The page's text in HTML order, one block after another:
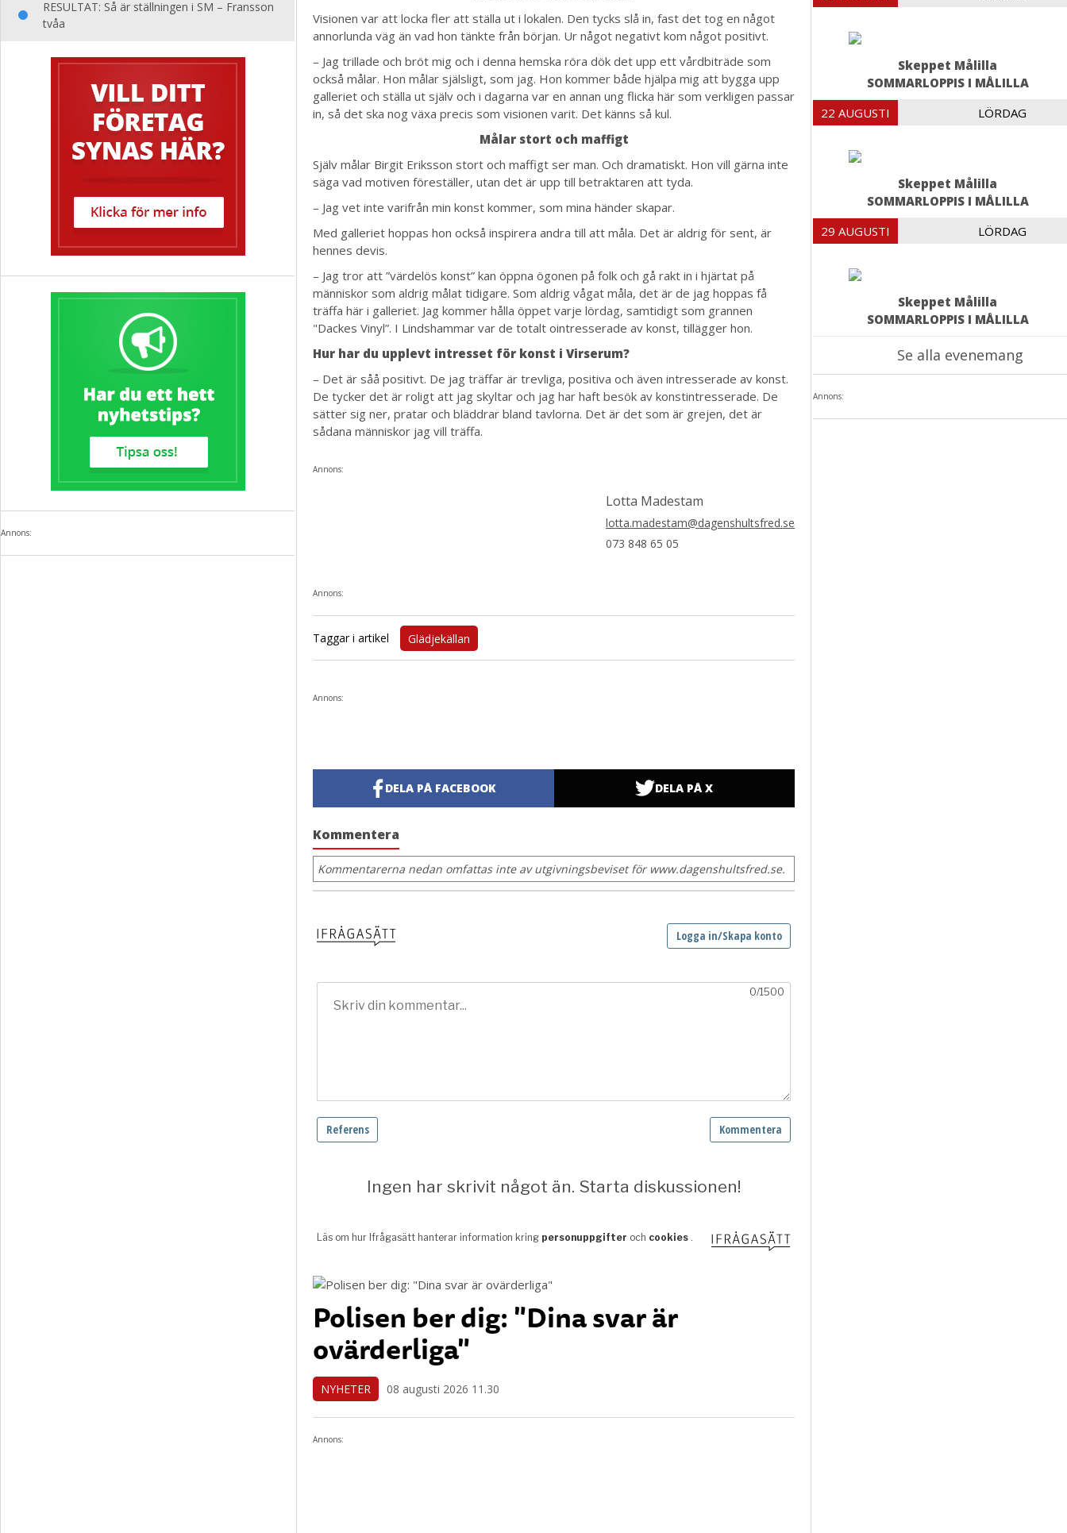
RESULTAT: Så är ställningen i SM – Fransson
tvåa
Annons:
Visionen var att locka fler att ställa ut i lokalen. Den tycks slå in, fast det tog en något
annorlunda väg än vad hon tänkte från början. Ur något negativt kom något positivt.
– Jag trillade och bröt mig och i denna hemska röra dök det upp ett vårdbiträde som
också målar. Hon målar själsligt, som jag. Hon kommer både hjälpa mig att bygga upp
galleriet och ställa ut själv och i dagarna var en annan ung flicka här som verkligen passar
in, så det ska nog växa precis som visionen varit. Det känns så kul.
Målar stort och maffigt
Själv målar Birgit Eriksson stort och maffigt ser man. Och dramatiskt. Hon vill gärna inte
säga vad motiven föreställer, utan det är upp till betraktaren att tyda.
– Jag vet inte varifrån min konst kommer, som mina händer skapar.
Med galleriet hoppas hon också inspirera andra till att måla. Det är aldrig för sent, är
hennes devis.
– Jag tror att ”värdelös konst” kan öppna ögonen på folk och gå rakt in i hjärtat på
människor som aldrig målat tidigare. Som aldrig vågat måla, det är de jag hoppas få
träffa här i galleriet. Jag kommer hålla öppet varje lördag, samtidigt som grannen
"Dackes Vinyl”. I Lindshammar var de totalt ointresserade av konst, tillägger hon.
Hur har du upplevt intresset för konst i Virserum?
– Det är såå positivt. De jag träffar är trevliga, positiva och även intresserade av konst.
De tycker det är roligt att jag skyltar och jag har haft besök av konstintresserade. De
sätter sig ner, pratar och bläddrar bland tavlorna. Det är det som är grejen, det är
sådana människor jag vill träffa.
Annons:
Lotta Madestam
lotta.madestam@dagenshultsfred.se
073 848 65 05
Annons:
Taggar i artikel Glädjekällan
Annons:
DELA PÅ FACEBOOK DELA PÅ X
Kommentera
Kommentarerna nedan omfattas inte av utgivningsbeviset för www.dagenshultsfred.se.
Polisen ber dig: "Dina svar är
ovärderliga"
NYHETER 08 augusti 2026 11.30
Annons:
Skeppet Målilla
SOMMARLOPPIS I MÅLILLA
22 AUGUSTI LÖRDAG
Skeppet Målilla
SOMMARLOPPIS I MÅLILLA
29 AUGUSTI LÖRDAG
Skeppet Målilla
SOMMARLOPPIS I MÅLILLA
Se alla evenemang
Annons: